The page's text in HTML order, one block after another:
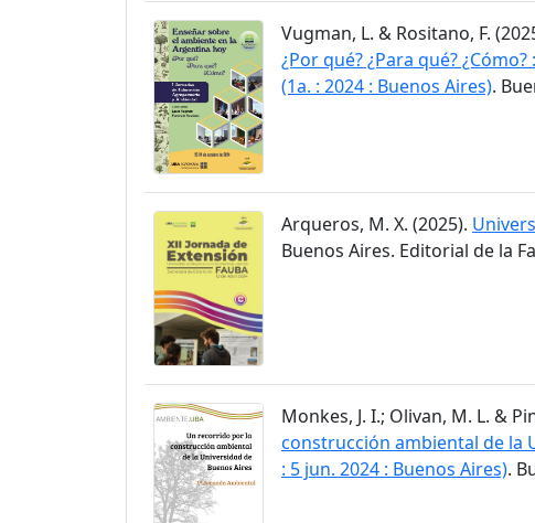
Vugman, L. & Rositano, F.
¿Por qué? ¿Para qué?
(1a. : 2024 : Buenos Aires).
Arqueros, M. X. (2025).
Buenos Aires. Editorial de la
Monkes, J. I.; Olivan, M. L. &
construcción ambiental de la
: 5 jun. 2024 : Buenos Aires).